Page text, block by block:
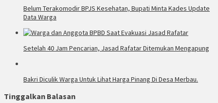
Belum Terakomodir BPJS Kesehatan, Bupati Minta Kades Update
Data Warga
Setelah 40 Jam Pencarian, Jasad Rafatar Ditemukan Mengapung
Bakri Diculik Warga Untuk Lihat Harga Pinang Di Desa Merbau.
Tinggalkan Balasan